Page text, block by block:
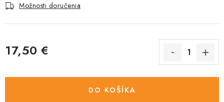
Kontakty Predajňa Útulky Bonusový program
Možnosti doručenia
17,50 €
DO KOŠÍKA